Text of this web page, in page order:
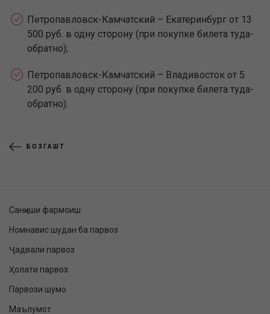
Петропавловск-Камчатский – Екатеринбург от 13
500 руб. в одну сторону (при покупке билета туда-
обратно);
Петропавловск-Камчатский – Владивосток от 5
200 руб. в одну сторону (при покупке билета туда-
обратно).
БОЗГАШТ
Санҷиши фармоиш
Номнавис шудан ба парвоз
Ҷадвали парвоз
Ҳолати парвоз
Парвози шумо
Маълумот